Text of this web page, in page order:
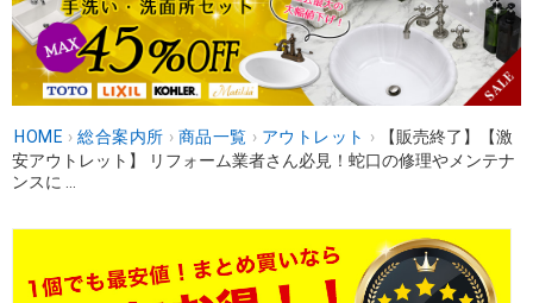
HOME › 総合案内所 › 商品一覧 › アウトレット ›
【販売終了】【激
安アウトレット】 リフォーム業者さん必見！蛇口の修理やメンテナ
ンスに ...